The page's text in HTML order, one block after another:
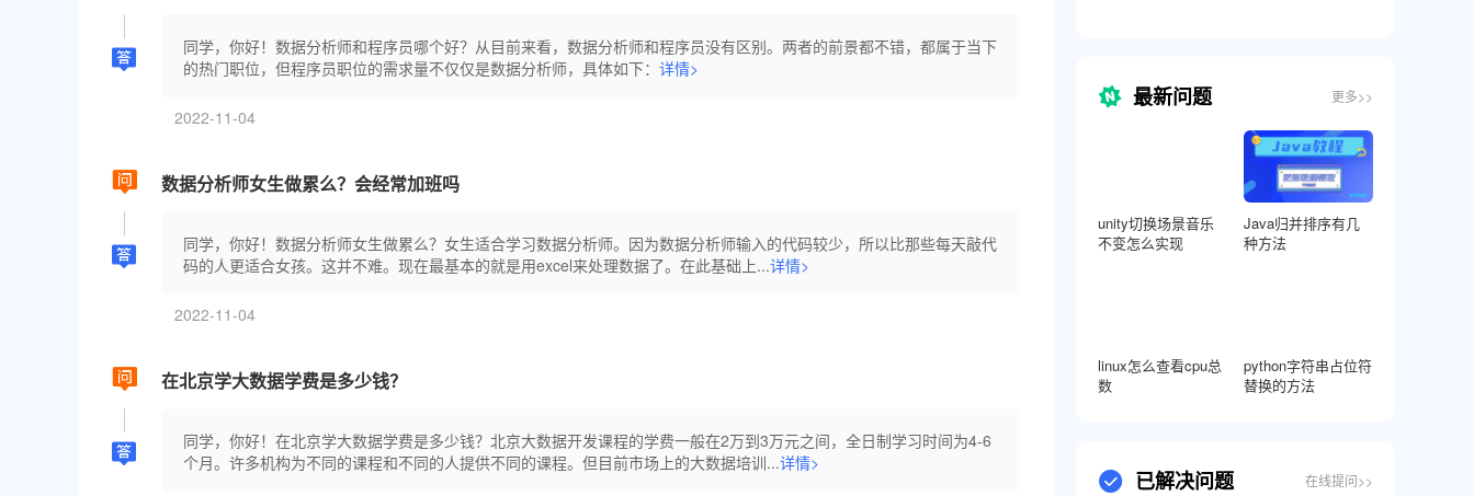
同学，你好！数据分析师和程序员哪个好？从目前来看，数据分析师和程序员没有区别。两者的前景都不错，都属于当下
的热门职位，但程序员职位的需求量不仅仅是数据分析师，具体如下： 详情>
2022-11-04
数据分析师女生做累么？会经常加班吗
同学，你好！数据分析师女生做累么？女生适合学习数据分析师。因为数据分析师输入的代码较少，所以比那些每天敲代
码的人更适合女孩。这并不难。现在最基本的就是用excel来处理数据了。在此基础上...详情>
2022-11-04
在北京学大数据学费是多少钱？
同学，你好！在北京学大数据学费是多少钱？北京大数据开发课程的学费一般在2万到3万元之间，全日制学习时间为4-6
个月。许多机构为不同的课程和不同的人提供不同的课程。但目前市场上的大数据培训...详情>
最新问题 更多>>
unity切换场景音乐
不变怎么实现
Java归并排序有几
种方法
linux怎么查看cpu总
数
python字符串占位符
替换的方法
已解决问题 在线提问>>